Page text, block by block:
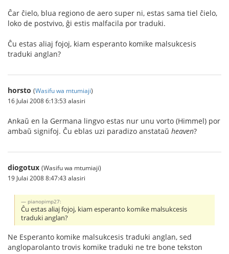
Ĉar ĉielo, blua regiono de aero super ni, estas sama tiel ĉielo,
loko de postvivo, ĝi estis malfacila por traduki.
Ĉu estas aliaj fojoj, kiam esperanto komike malsukcesis
traduki anglan?
horsto (Wasifu wa mtumiaji)
16 Julai 2008 6:13:53 alasiri
Ankaŭ en la Germana lingvo estas nur unu vorto (Himmel) por
ambaŭ signifoj. Ĉu eblas uzi paradizo anstataŭ heaven?
diogotux (Wasifu wa mtumiaji)
19 Julai 2008 8:47:43 alasiri
pianopimp27:
Ĉu estas aliaj fojoj, kiam esperanto komike malsukcesis
traduki anglan?
Ne Esperanto komike malsukcesis traduki anglan, sed
angloparolanto trovis komike traduki ne tre bone tekston